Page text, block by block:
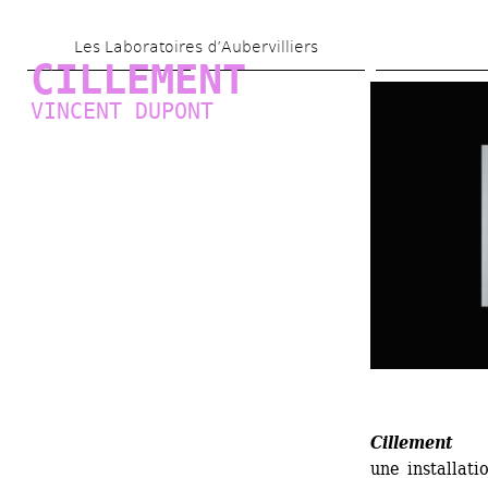
au
contenu
principal
Les Laboratoires d’Aubervilliers
CILLEMENT
VINCENT DUPONT
Cillement
une